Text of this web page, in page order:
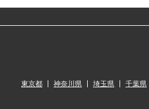
東京都 神奈川県 埼玉県 千葉県